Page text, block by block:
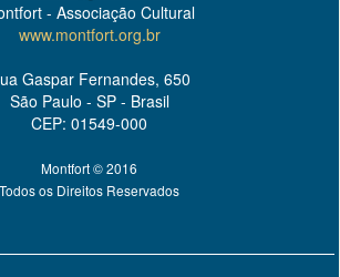
- Associação Cultural
www.montfort.org.br
Gaspar Fernandes, 650
São Paulo - SP - Brasil
CEP: 01549-000
Montfort © 2016
Todos os Direitos Reservados